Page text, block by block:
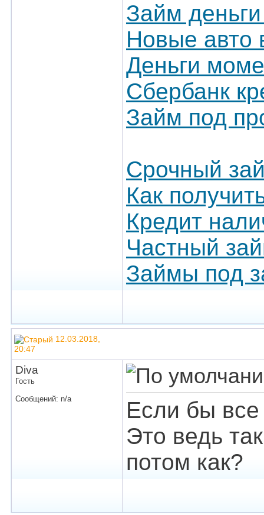
Займ
Новые авто
Деньги
Сбербанк
Займ под
Срочный
Как
Кредит
Частный
Займы под
12.03.2018,
20:47
Diva
Гость
Сообщений: n/a
Если бы
Это ведь
потом как?